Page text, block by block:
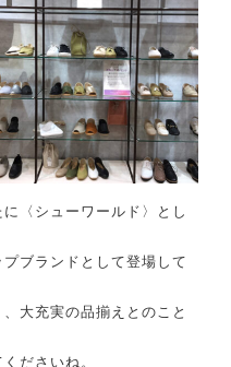
〈シューワールド〉とし
ブランドとして登場して
大充実の品揃えとのこと
ださいね。